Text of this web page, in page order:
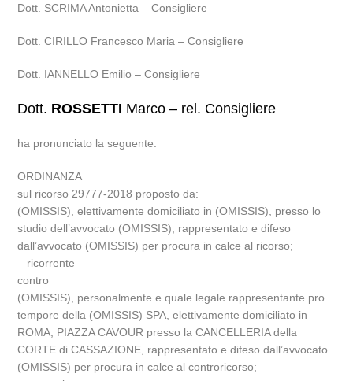
Dott. SCRIMA Antonietta – Consigliere
Dott. CIRILLO Francesco Maria – Consigliere
Dott. IANNELLO Emilio – Consigliere
Dott. ROSSETTI Marco – rel. Consigliere
ha pronunciato la seguente:
ORDINANZA
sul ricorso 29777-2018 proposto da:
(OMISSIS), elettivamente domiciliato in (OMISSIS), presso lo
studio dell’avvocato (OMISSIS), rappresentato e difeso
dall’avvocato (OMISSIS) per procura in calce al ricorso;
– ricorrente –
contro
(OMISSIS), personalmente e quale legale rappresentante pro
tempore della (OMISSIS) SPA, elettivamente domiciliato in
ROMA, PIAZZA CAVOUR presso la CANCELLERIA della
CORTE di CASSAZIONE, rappresentato e difeso dall’avvocato
(OMISSIS) per procura in calce al controricorso;